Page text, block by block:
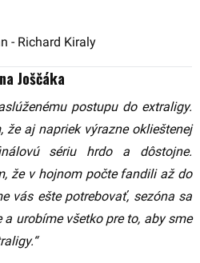
- Richard Kiraly
Joščáka
postupu do extraligy.
že aj napriek výrazne oklieštenej
sériu hrdo a dôstojne.
že v hojnom počte fandili až do
vás ešte potrebovať, sezóna sa
urobíme všetko pre to, aby sme